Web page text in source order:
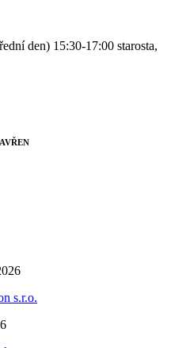
den) 15:30-17:00 starosta,
s.r.o.